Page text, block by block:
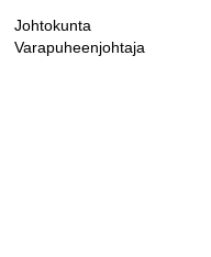
Johtokunta
Varapuheenjohtaja